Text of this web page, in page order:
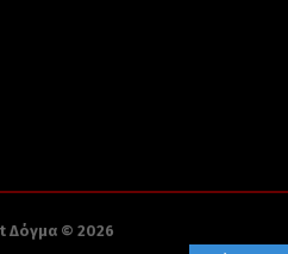
Δόγμα © 2026